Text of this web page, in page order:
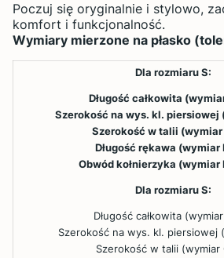
Poczuj się oryginalnie i stylowo,
komfort i funkcjonalność.
Wymiary mierzone na płasko
Dla rozmiaru S:
Długość całkowita
Szerokość na wys. kl. piersiowej
Szerokość w talii (wymiar
Długość rękawa (wymiar
Obwód kołnierzyka (wymiar
Dla rozmiaru S:
Długość całkowita
Szerokość na wys. kl. piersiowej
Szerokość w talii (wymiar